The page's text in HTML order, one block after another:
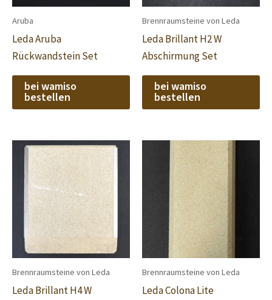
Aruba
Leda Aruba
Rückwandstein Set
bei wamiso
bestellen
Brennraumsteine von Leda
Leda Brillant H2 W
Abschirmung Set
bei wamiso
bestellen
Brennraumsteine von Leda
Leda Brillant H4 W
Brennraumsteine von Leda
Leda Colona Lite